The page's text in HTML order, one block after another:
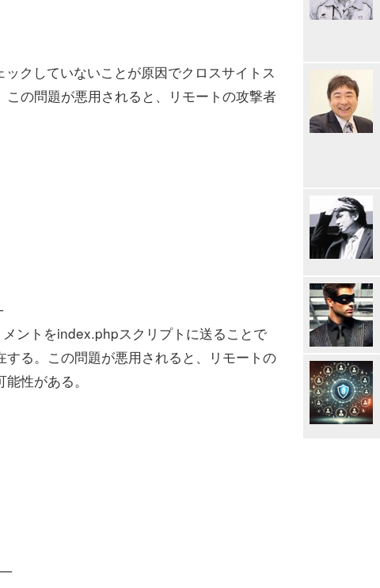
クしていないことが原因でクロスサイトス
の問題が悪用されると、リモートの攻撃者
ントをindex.phpスクリプトに送ることで
る。この問題が悪用されると、リモートの
性がある。